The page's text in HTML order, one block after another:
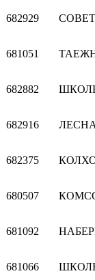
682929
681051
682882
682916
682375
680507
681092
681066